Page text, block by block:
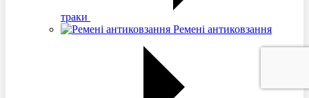
траки
Ремені антиковзання